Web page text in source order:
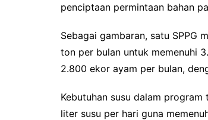
penciptaan permintaan bahan
Sebagai gambaran, satu SPPG
ton per bulan untuk memenuhi
2.800 ekor ayam per bulan,
Kebutuhan susu dalam
liter susu per hari guna